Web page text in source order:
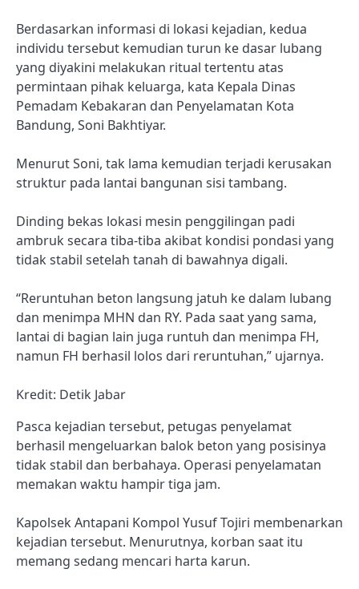
Berdasarkan informasi di lokasi kejadian, kedua
individu tersebut kemudian turun ke dasar lubang
yang diyakini melakukan ritual tertentu atas
permintaan pihak keluarga, kata Kepala Dinas
Pemadam Kebakaran dan Penyelamatan Kota
Bandung, Soni Bakhtiyar.
Menurut Soni, tak lama kemudian terjadi kerusakan
struktur pada lantai bangunan sisi tambang.
Dinding bekas lokasi mesin penggilingan padi
ambruk secara tiba-tiba akibat kondisi pondasi yang
tidak stabil setelah tanah di bawahnya digali.
“Reruntuhan beton langsung jatuh ke dalam lubang
dan menimpa MHN dan RY. Pada saat yang sama,
lantai di bagian lain juga runtuh dan menimpa FH,
namun FH berhasil lolos dari reruntuhan,” ujarnya.
Kredit: Detik Jabar
Pasca kejadian tersebut, petugas penyelamat
berhasil mengeluarkan balok beton yang posisinya
tidak stabil dan berbahaya. Operasi penyelamatan
memakan waktu hampir tiga jam.
Kapolsek Antapani Kompol Yusuf Tojiri membenarkan
kejadian tersebut. Menurutnya, korban saat itu
memang sedang mencari harta karun.